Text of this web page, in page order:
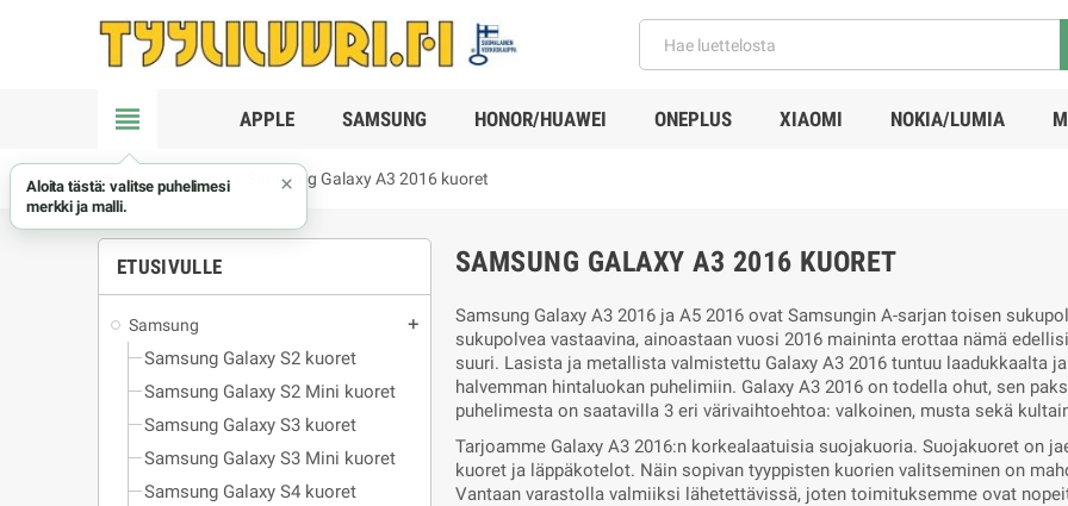
view_headline APPLE SAMSUNG HONOR/HUAWEI ONEPLUS XIAOMI NOKIA/LUMIA
chevron_right Samsung chevron_right Samsung Galaxy A3 2016 kuoret
ETUSIVULLE
Samsung add
Samsung Galaxy S2 kuoret
Samsung Galaxy S2 Mini kuoret
Samsung Galaxy S3 kuoret
Samsung Galaxy S3 Mini kuoret
Samsung Galaxy S4 kuoret
SAMSUNG GALAXY A3 2016 KUORET
Samsung Galaxy A3 2016 ja A5 2016 ovat Samsungin A-sarjan toisen
sukupolvea vastaavina, ainoastaan vuosi 2016 maininta erottaa nämä
suuri. Lasista ja metallista valmistettu Galaxy A3 2016 tuntuu laadukkaalta
halvemman hintaluokan puhelimiin. Galaxy A3 2016 on todella ohut, sen
puhelimesta on saatavilla 3 eri värivaihtoehtoa: valkoinen, musta sekä
Tarjoamme Galaxy A3 2016:n korkealaatuisia suojakuoria. Suojakuoret on
kuoret ja läppäkotelot. Näin sopivan tyyppisten kuorien valitseminen on
Vantaan varastolla valmiiksi lähetettävissä, joten toimituksemme ovat
Aloita tästä: valitse puhelimesi
merkki ja malli.
×